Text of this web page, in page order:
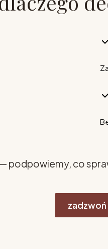
podpowiemy, co
zadzwoń